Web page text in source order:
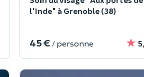
l'Inde" à Grenoble (38)
45 € / personne